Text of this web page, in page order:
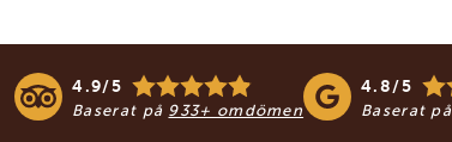
4.9/5
Baserat på 933+ omdömen
4.8/5
Baserat på